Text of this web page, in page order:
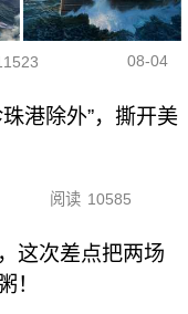
08-04
港除外”，撕开美
阅读 10585
这次差点把两场
！